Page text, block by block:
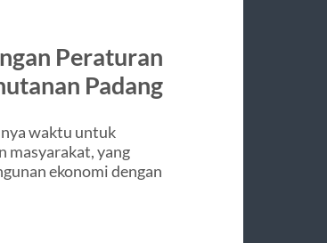
Peraturan
Padang
waktu untuk
masyarakat, yang
ekonomi dengan